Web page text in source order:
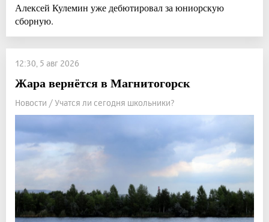
Алексей Кулемин уже дебютировал за юниорскую
сборную.
12:30, 5 авг 2026
Жара вернётся в Магнитогорск
Новости / Учатся ли сегодня школьники?